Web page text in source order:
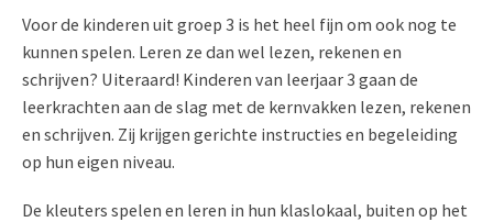
Voor de kinderen uit groep 3 is het heel fijn om ook nog te
kunnen spelen. Leren ze dan wel lezen, rekenen en
schrijven? Uiteraard! Kinderen van leerjaar 3 gaan de
leerkrachten aan de slag met de kernvakken lezen, rekenen
en schrijven. Zij krijgen gerichte instructies en begeleiding
op hun eigen niveau.
De kleuters spelen en leren in hun klaslokaal, buiten op het